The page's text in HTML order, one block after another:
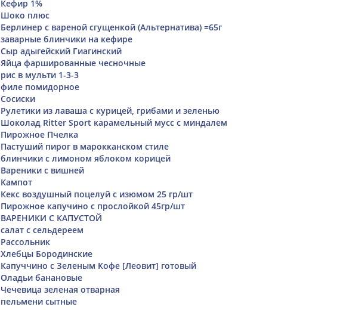
Кефир 1%
Шоко плюс
Берлинер с вареной сгущенкой (Альтернатива) =65г
заварные блинчики на кефире
Сыр адыгейский Гиагинский
Яйца фаршированные чесночные
рис в мульти 1-3-3
филе помидорное
Сосиски
Рулетики из лаваша с курицей, грибами и зеленью
Шоколад Ritter Sport карамельный мусс с миндалем
Пирожное Пчелка
Пастуший пирог в марокканском стиле
блинчики с лимоном яблоком корицей
Вареники с вишней
Кампот
Кекс воздушный поцелуй с изюмом 25 гр/шт
Пирожное капучино с прослойкой 45гр/шт
ВАРЕНИКИ С КАПУСТОЙ
салат с сельдереем
Рассольник
Хлебцы Бородинские
Капуччино с Зеленым Кофе [Леовит] готовый
Оладьи банановые
Чечевица зеленая отварная
пельмени сытные